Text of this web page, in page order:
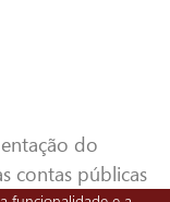
do
contas públicas